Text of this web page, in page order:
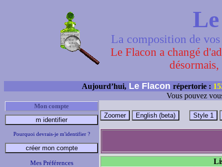
La composition de
Le Flacon a changé
Aujourd’hui, Le Flacon répertorie :
Vous pouvez
Mon compte
Pourquoi devrais-je m'identifier ?
Mes Préférences